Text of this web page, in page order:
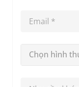
Chọn hình